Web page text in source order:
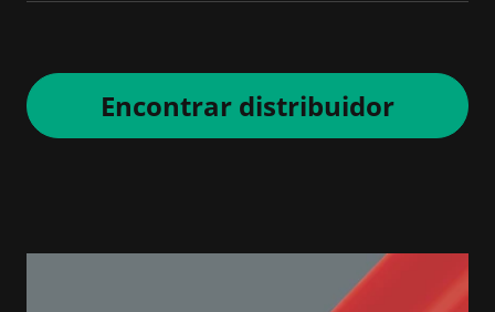
Encontrar distribuidor